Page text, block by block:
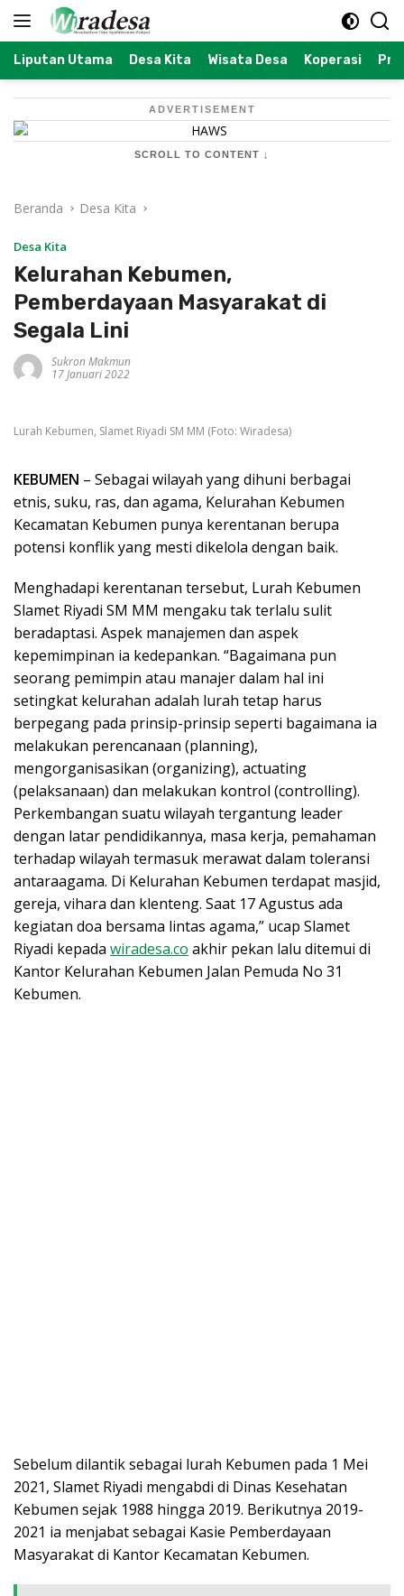
Langsung
Liputan Utama Desa Kita Wisata Desa Koperasi
ADVERTISEMENT
SCROLL TO CONTENT ↓
Beranda Desa Kita
Desa Kita
Kelurahan Kebumen,
Pemberdayaan Masyarakat di
Segala Lini
Sukron Makmun
17 Januari 2022
Lurah Kebumen, Slamet Riyadi SM MM (Foto: Wiradesa)
KEBUMEN – Sebagai wilayah yang dihuni berbagai
etnis, suku, ras, dan agama, Kelurahan Kebumen
Kecamatan Kebumen punya kerentanan berupa
potensi konflik yang mesti dikelola dengan baik.
Menghadapi kerentanan tersebut, Lurah Kebumen
Slamet Riyadi SM MM mengaku tak terlalu sulit
beradaptasi. Aspek manajemen dan aspek
kepemimpinan ia kedepankan. “Bagaimana pun
seorang pemimpin atau manajer dalam hal ini
setingkat kelurahan adalah lurah tetap harus
berpegang pada prinsip-prinsip seperti bagaimana ia
melakukan perencanaan (planning),
mengorganisasikan (organizing), actuating
(pelaksanaan) dan melakukan kontrol (controlling).
Perkembangan suatu wilayah tergantung leader
dengan latar pendidikannya, masa kerja, pemahaman
terhadap wilayah termasuk merawat dalam toleransi
antaraagama. Di Kelurahan Kebumen terdapat masjid,
gereja, vihara dan klenteng. Saat 17 Agustus ada
kegiatan doa bersama lintas agama,” ucap Slamet
Riyadi kepada wiradesa.co akhir pekan lalu ditemui di
Kantor Kelurahan Kebumen Jalan Pemuda No 31
Kebumen.
Sebelum dilantik sebagai lurah Kebumen pada 1 Mei
2021, Slamet Riyadi mengabdi di Dinas Kesehatan
Kebumen sejak 1988 hingga 2019. Berikutnya 2019-
2021 ia menjabat sebagai Kasie Pemberdayaan
Masyarakat di Kantor Kecamatan Kebumen.